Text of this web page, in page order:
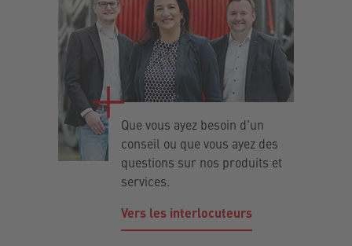
Que vous ayez besoin d'un
conseil ou que vous ayez des
questions sur nos produits et
services.
Vers les interlocuteurs